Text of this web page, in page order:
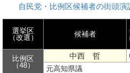
自民党・比例区候補者の街頭演
選挙区
（改選）
候補者
比例区
（48）
中西 哲
元高知県議